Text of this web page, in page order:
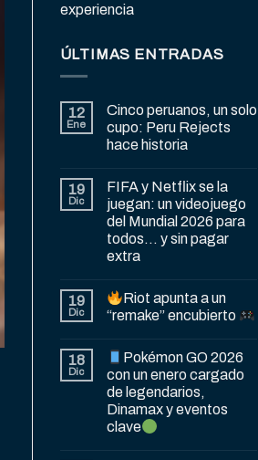
experiencia
ÚLTIMAS ENTRADAS
12
Ene
Cinco peruanos, un solo
cupo: Peru Rejects
hace historia
19
Dic
FIFA y Netflix se la
juegan: un videojuego
del Mundial 2026 para
todos… y sin pagar
extra
19
Dic
Riot apunta a un
“remake” encubierto
18
Dic
Pokémon GO 2026
con un enero cargado
de legendarios,
Dinamax y eventos
clave